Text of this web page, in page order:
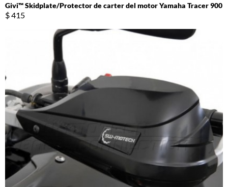
Givi™ Skidplate/Protector de carter del motor Yamaha Tracer 900
$ 415